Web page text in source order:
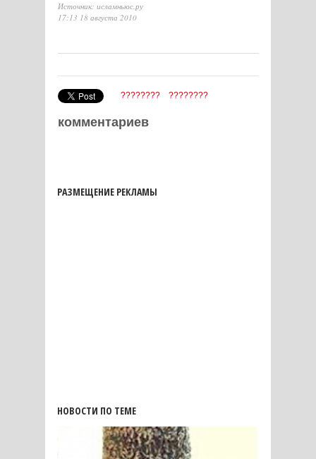
Источник: исламньюс.ру
17:13 18 августа 2010
???????? ????????
комментариев
РАЗМЕЩЕНИЕ РЕКЛАМЫ
НОВОСТИ ПО ТЕМЕ